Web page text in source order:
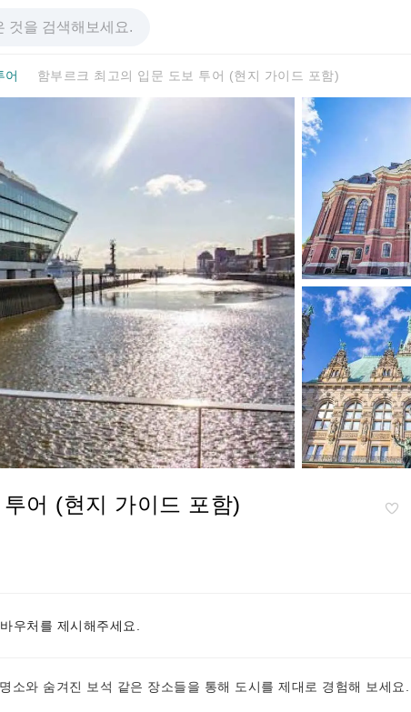
어 함부르크 최고의 입문 도보 투어 (현지 가이드 포함)
어 (현지 가이드 포함)
우처를 제시해주세요.
소와 숨겨진 보석 같은 장소들을 통해 도시를 제대로 경험해 보세요.